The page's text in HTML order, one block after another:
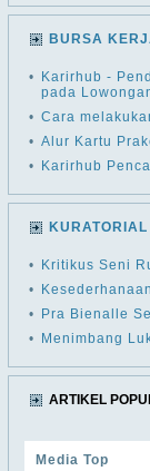
BURSA
•
Karirhub -
pada
• Cara
• Alur Kartu
•
Karirhub
KURATORIAL
•
Kritikus Seni
•
•
Pra Bienalle
•
Menimbang
ARTIKEL
Media Top